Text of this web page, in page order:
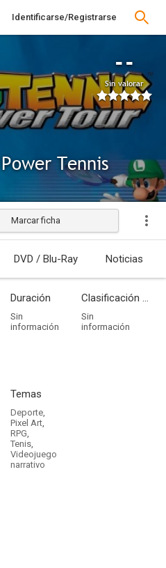
Identificarse/Registrarse
--
Sin valorar
Tennis
Marcar ficha
DVD / Blu-Ray Noticias
Duración
Sin
información
Clasificación por edades
Sin
información
Temas
Deporte,
Pixel Art,
RPG,
Tenis,
Videojuego
narrativo